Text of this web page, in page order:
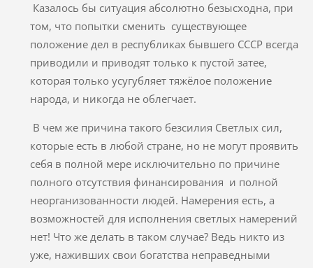
Казалось бы ситуация абсолютно безысходна, при
том, что попытки сменить существующее
положение дел в республиках бывшего СССР всегда
приводили и приводят только к пустой затее,
которая только усугубляет тяжёлое положение
народа, и никогда не облегчает.
В чем же причина такого безсилия Светлых сил,
которые есть в любой стране, но не могут проявить
себя в полной мере исключительно по причине
полного отсутствия финансирования и полной
неорганизованности людей. Намерения есть, а
возможностей для исполнения светлых намерений
нет! Что же делать в таком случае? Ведь никто из
уже, наживших свои богатства неправедными